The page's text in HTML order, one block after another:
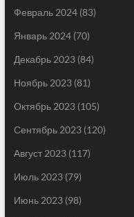
Февраль 2024(83)
Январь 2024(70)
Декабрь 2023(84)
Ноябрь 2023(81)
Октябрь 2023(105)
Сентябрь 2023(120)
Август 2023(117)
Июль 2023(79)
Июнь 2023(98)